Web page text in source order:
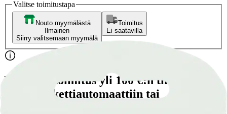
Valitse toimitustapa
Nouto myymälästä
Ilmainen
Siirry valitsemaan myymälä
Toimitus
Ei saatavilla
Ilmainen toimitus yli 100 €:n tilauksille
Postin pakettiautomaattiin tai